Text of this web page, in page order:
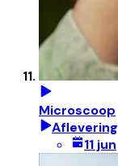
Microscoop
Aflevering
11 jun